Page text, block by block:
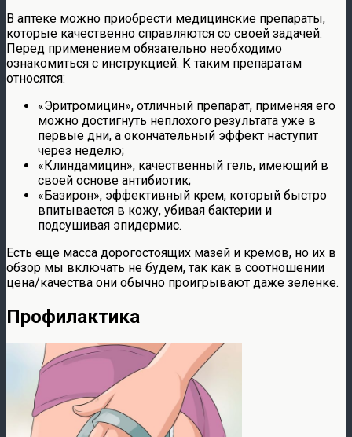
В аптеке можно приобрести медицинские препараты,
которые качественно справляются со своей задачей.
Перед применением обязательно необходимо
ознакомиться с инструкцией. К таким препаратам
относятся:
«Эритромицин», отличный препарат, применяя его
можно достигнуть неплохого результата уже в
первые дни, а окончательный эффект наступит
через неделю;
«Клиндамицин», качественный гель, имеющий в
своей основе антибиотик;
«Базирон», эффективный крем, который быстро
впитывается в кожу, убивая бактерии и
подсушивая эпидермис.
Есть еще масса дорогостоящих мазей и кремов, но их в
обзор мы включать не будем, так как в соотношении
цена/качества они обычно проигрывают даже зеленке.
Профилактика